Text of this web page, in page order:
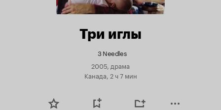
Три иглы
3 Needles
2005, драма
Канада, 2 ч 7 мин